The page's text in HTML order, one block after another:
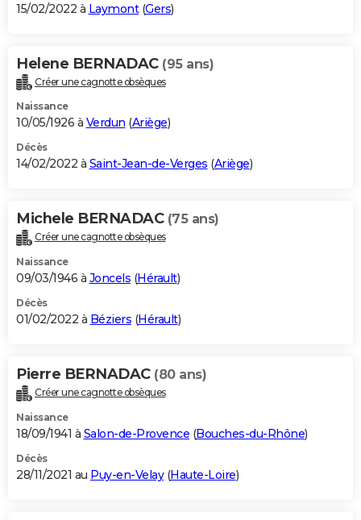
15/02/2022 à Laymont(Gers)
Helene BERNADAC (95 ans)
Créer une cagnotte obsèques
Naissance
10/05/1926 à Verdun (Ariège)
Décès
14/02/2022 à Saint-Jean-de-Verges (Ariège)
Michele BERNADAC (75 ans)
Créer une cagnotte obsèques
Naissance
09/03/1946 à Joncels (Hérault)
Décès
01/02/2022 à Béziers (Hérault)
Pierre BERNADAC (80 ans)
Créer une cagnotte obsèques
Naissance
18/09/1941 à Salon-de-Provence (Bouches-du-Rhône)
Décès
28/11/2021 au Puy-en-Velay(Haute-Loire)